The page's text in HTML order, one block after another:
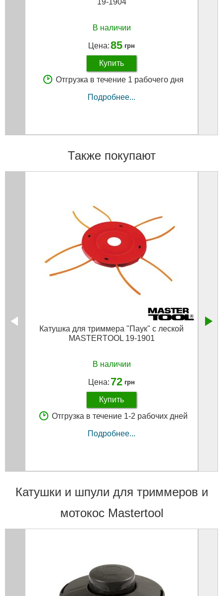
19-1904
В наличии
Цена:85 грн
Купить
Отгрузка в течение 1 рабочего дня
Подробнее...
Также покупают
Катушка для триммера "Паук" с леской
MASTERTOOL 19-1901
В наличии
Цена: 72 грн
Купить
Отгрузка в течение 1-2 рабочих дней
Подробнее...
Катушки и шпули для триммеров и
мотокос Mastertool